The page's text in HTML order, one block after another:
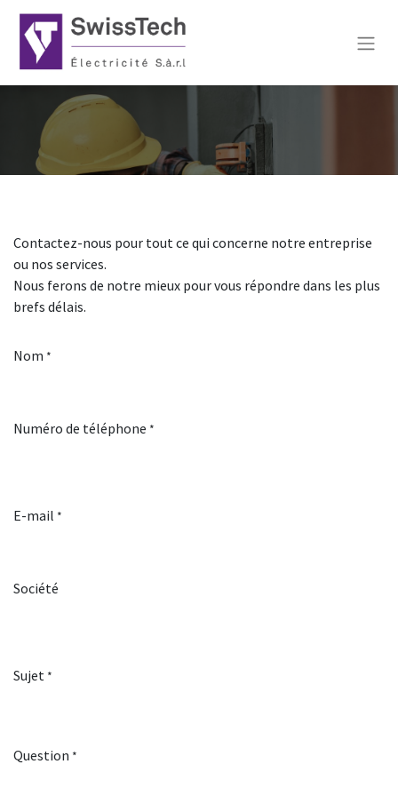
Contactez-nous pour tout ce qui concerne notre entreprise
ou nos services.
Nous ferons de notre mieux pour vous répondre dans les plus
brefs délais.
Nom *
Numéro de téléphone *
E-mail *
Société
Sujet *
Question *